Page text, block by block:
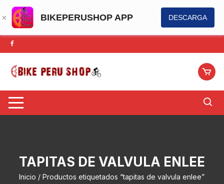
BIKEPERUSHOP APP DESCARGA
Saltar
al
contenido
TAPITAS DE VALVULA ENLEE
Inicio / Productos etiquetados “tapitas de valvula enlee”